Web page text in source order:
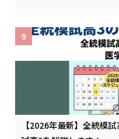
【2026年最新】全統模
9